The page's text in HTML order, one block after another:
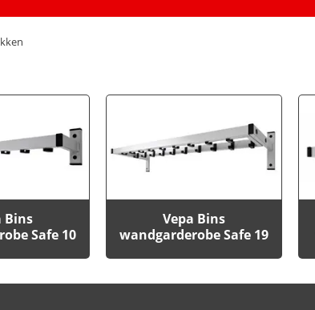
Bins
Safe 10
Vepa Bins
wandgarderobe Safe 19